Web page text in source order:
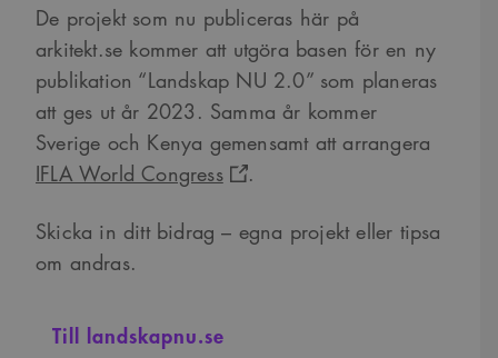
De projekt som nu publiceras här på
arkitekt.se kommer att utgöra basen för en ny
publikation “Landskap NU 2.0” som planeras
att ges ut år 2023. Samma år kommer
Sverige och Kenya gemensamt att arrangera
IFLA World Congress
.
Skicka in ditt bidrag – egna projekt eller tipsa
om andras.
Till landskapnu.se